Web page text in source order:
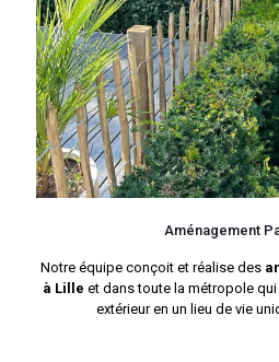
Aménagement
Notre équipe conçoit et réalise des
à Lille et dans toute la métropole
extérieur en un lieu de vie